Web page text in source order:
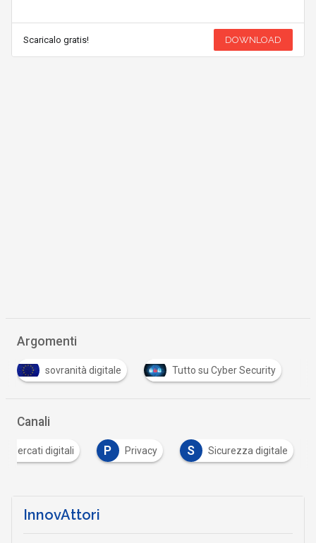
Scaricalo gratis! DOWNLOAD
Argomenti
sovranità digitale Tutto su Cyber Security
Canali
Mercati digitali P Privacy S Sicurezza digitale
InnovAttori